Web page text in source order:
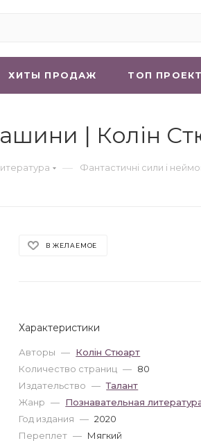
ХИТЫ ПРОДАЖ ТОП
| Колін
— Фантастичні сили і
В ЖЕЛАЕМОЕ
Характеристики
Авторы — Колін Стюарт
Количество страниц — 80
Издательство — Талант
Жанр — Познавательная
Год издания — 2020
Переплет — Мягкий